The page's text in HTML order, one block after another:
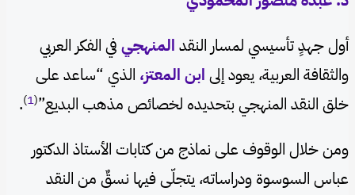
أول جهدٍ تأسيسي لمسار النقد المنهجي في الفكر العربي
والثقافة العربية، يعود إلى ابن المعتز، الذي “ساعد على
خلق النقد المنهجي بتحديده لخصائص مذهب البديع”(
1
)
.
ومن خلال الوقوف على نماذج من كتابات الأستاذ الدكتور
عباس السوسوة ودراساته، يتجلّى فيها نسقٌ من النقد